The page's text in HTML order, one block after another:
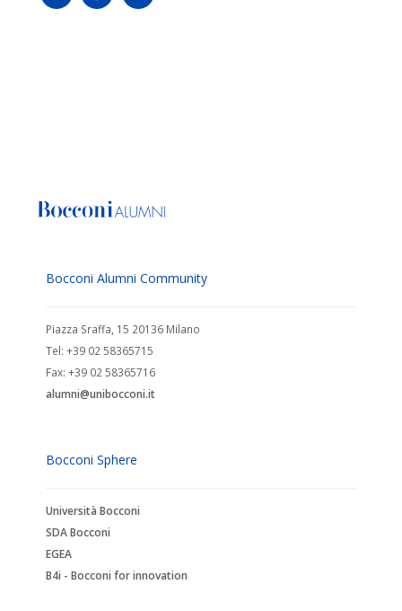
Bocconi Alumni Community
Piazza Sraffa, 15 20136 Milano
Tel: +39 02 58365715
Fax: +39 02 58365716
alumni@unibocconi.it
Bocconi Sphere
Università Bocconi
SDA Bocconi
EGEA
B4i - Bocconi for innovation